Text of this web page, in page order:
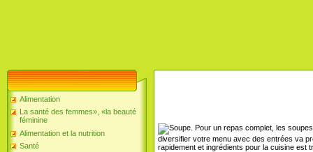
Alimentation
La santé des femmes», «la beauté
féminine
Alimentation et la nutrition
Santé
Pour un repas complet, les
diversifier votre menu avec des entrées va
rapidement et ingrédients pour la cuisine est